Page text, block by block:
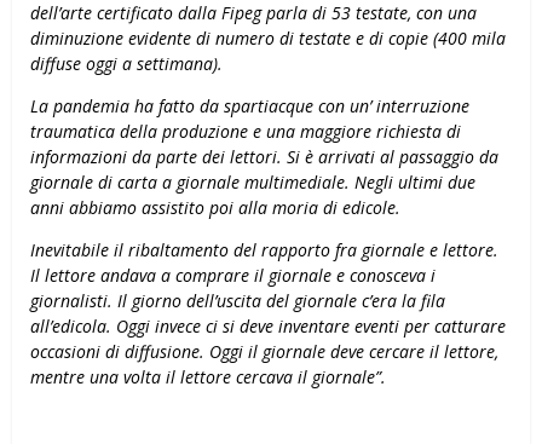
dell’arte certificato dalla Fipeg parla di 53 testate, con una
diminuzione evidente di numero di testate e di copie (400 mila
diffuse oggi a settimana).
La pandemia ha fatto da spartiacque con un’ interruzione
traumatica della produzione e una maggiore richiesta di
informazioni da parte dei lettori. Si è arrivati al passaggio da
giornale di carta a giornale multimediale. Negli ultimi due
anni abbiamo assistito poi alla moria di edicole.
Inevitabile il ribaltamento del rapporto fra giornale e lettore.
Il lettore andava a comprare il giornale e conosceva i
giornalisti. Il giorno dell’uscita del giornale c’era la fila
all’edicola. Oggi invece ci si deve inventare eventi per catturare
occasioni di diffusione. Oggi il giornale deve cercare il lettore,
mentre una volta il lettore cercava il giornale”.